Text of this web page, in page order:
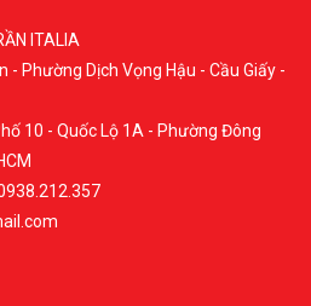
ITALIA
- Phường Dịch Vọng Hậu - Cầu Giấy -
10 - Quốc Lộ 1A - Phường Đông